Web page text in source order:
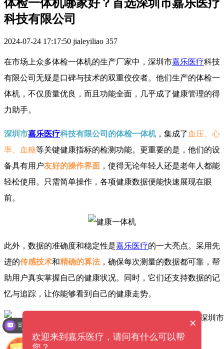
体检一体机哪家好？首选深圳市嘉乐医疗
科技有限公司
2024-07-24 17:17:50 jialeyiliao 357
在市场上众多体检一体机的生产厂家中，深圳市嘉乐医疗科技
有限公司无疑是口碑与技术的双重佼佼者。他们生产的体检一
体机，不仅质量优良，而且功能全面，几乎成了健康管理的得
力助手。
深圳市嘉乐医疗科技有限公司的体检一体机，集成了 血压、心
率、血糖等关键健康指标的检测功能。更重要的是，他们的设
备具有用户友好的操作界面 ，使得无论年轻人还是老年人都能
轻松使用。只需简单操作，各项健康数据便能快速展现在眼
前。
此外，数据的准确度和稳定性是嘉乐医疗的一大亮点。采用先
进的传感技术和精确的算法 ，确保每次测量的数据都可靠，帮
助用户真实掌握自己的健康状况。同时，它们还支持数据的记
忆与追踪，让你能够看到自己的健康走势。
×
欢迎来到嘉乐医疗，请问有什么可以帮